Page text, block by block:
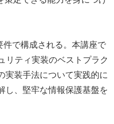
で構成される。本講座で
リティ実装のベストプラク
実装手法について実践的に
し、堅牢な情報保護基盤を